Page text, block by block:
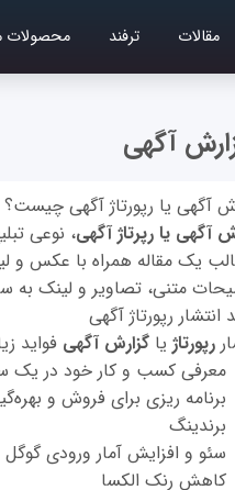
مقالات ترفند محصولات
آگهی
آگهی یا رپورتاژ آگهی چیست؟
آگهی یا رپرتاژ آگهی، نوعی
یک مقاله همراه با عکس و
متنی، تصاویر و لینک به
انتشار رپورتاژ آگهی
رپورتاژ یا گزارش آگهی فواید
معرفی کسب و کار خود در یک
برنامه ریزی برای فروش و
برندینگ
سئو و افزایش آمار ورودی گوگل
کاهش رنک الکسا